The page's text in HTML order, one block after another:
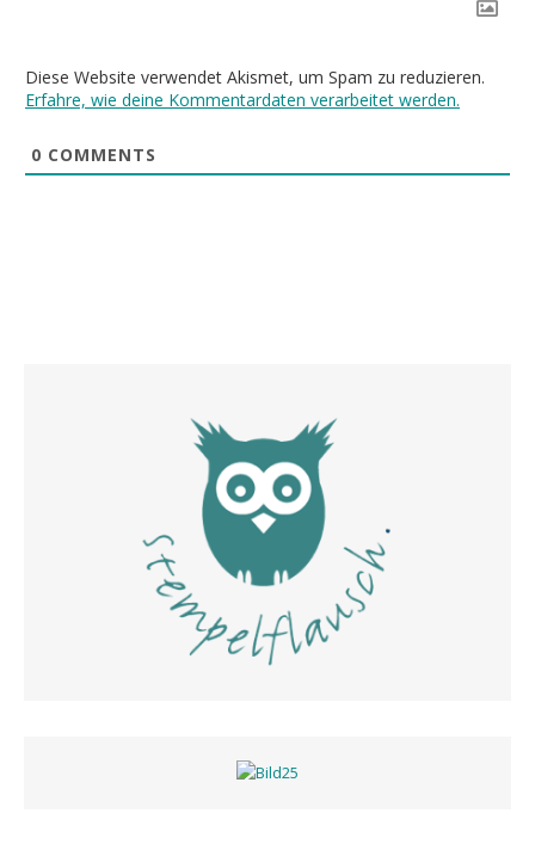
Diese Website verwendet Akismet, um Spam zu reduzieren.
Erfahre, wie deine Kommentardaten verarbeitet werden.
0 COMMENTS